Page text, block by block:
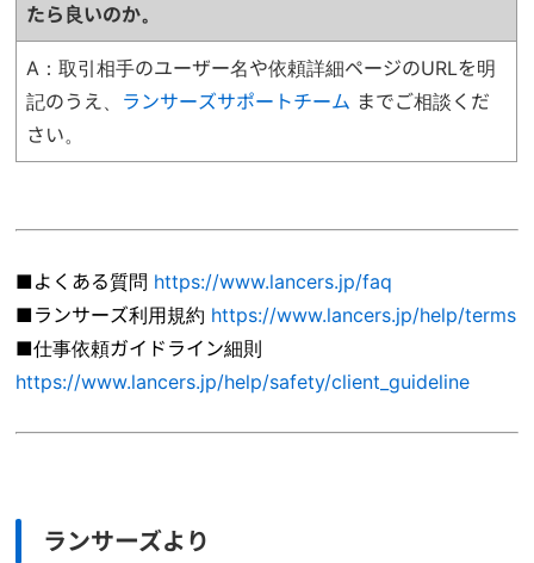
たら良いのか。
A：取引相手のユーザー名や依頼詳細ページのURLを明
記のうえ、 ランサーズサポートチーム までご相談くだ
さい。
■よくある質問 https://www.lancers.jp/faq
■ランサーズ利用規約 https://www.lancers.jp/help/terms
■仕事依頼ガイドライン細則
https://www.lancers.jp/help/safety/client_guideline
ランサーズより